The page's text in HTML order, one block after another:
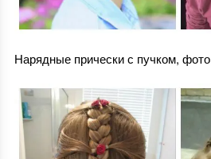
Нарядные прически с пучком, фото